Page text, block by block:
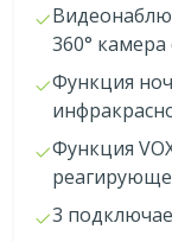
360°
Функция
Функция
3